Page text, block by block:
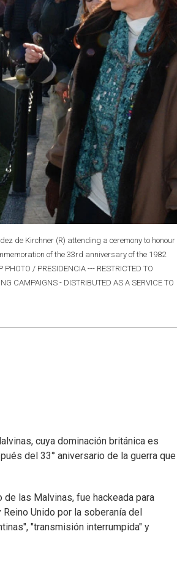
de Kirchner (R) attending a ceremony to honour
of the 33rd anniversary of the 1982
/ PRESIDENCIA --- RESTRICTED TO
CAMPAIGNS - DISTRIBUTED AS A SERVICE TO
cuya dominación británica es
del 33° aniversario de la guerra que
las Malvinas, fue hackeada para
Unido por la soberanía del
"transmisión interrumpida" y